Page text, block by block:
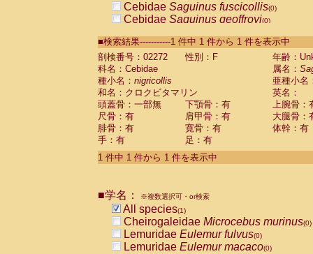
Cebidae Saguinus fuscicollis(0)
Cebidae Saguinus geoffroyi(0)
CebidaeSaguinus labiatus(0)
Cebidae Saguinus leucopus (0)
Cebidae
CebidaeSaguinus mystax
CebidaeSaguinus nigricollis (1)
Cebidae Saguinus oedipus
Cebidae Saguinus weddelli
Cebidae Saguinusspp.
Cebidae Aotus trivirgatus
Cebidae Cebus albifrons
CebidaeCebus nigrivittatus
CebidaeCebus
CebidaeSaimiri boliviensis(0)
CebidaeSaimiri sciureus(0)
AtelidaeAlouatta caraya(0)
■検索結果-----------1 件中 1 件から 1 件を表示中
剖検番号：02272
性別：F
年齢：
科名：Cebidae
属名：
種小名： nigricollis
亜種小名
和名：クロクビタマリン
英名：
頭蓋骨：一部無
下顎骨：有
上腕骨：
尺骨：有
肩甲骨：有
大腿骨：
腓骨：有
寛骨：有
体幹：有
手：有
足：有
1 件中 1 件から 1 件を表示中
■学名： ※複数選択可・or検索
All species(1)
Cheirogaleidae Microcebus murinus(0)
Lemuridae Eulemur fulvus(0)
Lemuridae Eulemur macaco(0)